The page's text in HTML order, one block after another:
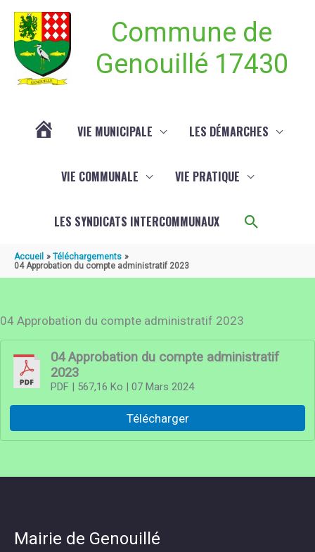
Commune de
Genouillé 17430
VIE MUNICIPALE LES DÉMARCHES
VIE COMMUNALE VIE PRATIQUE
LES SYNDICATS INTERCOMMUNAUX
Accueil
Téléchargements
04 Approbation du compte administratif 2023
04 Approbation du compte administratif 2023
04 Approbation du compte administratif
2023
PDF| 567,16 Ko | 07 Mars 2024
Télécharger
Mairie de Genouillé